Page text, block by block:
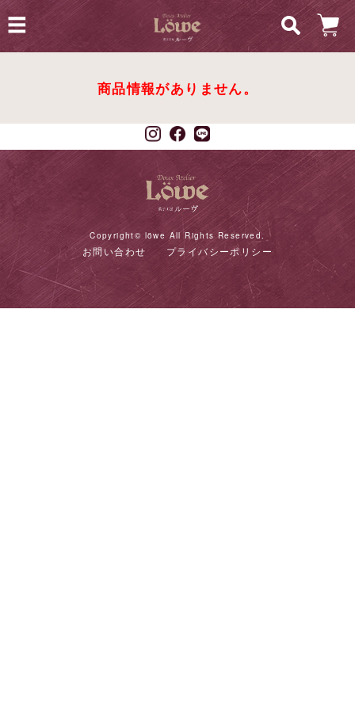
商品情報がありません。
Copyright© löwe All Rights Reserved.
お問い合わせ プライバシーポリシー